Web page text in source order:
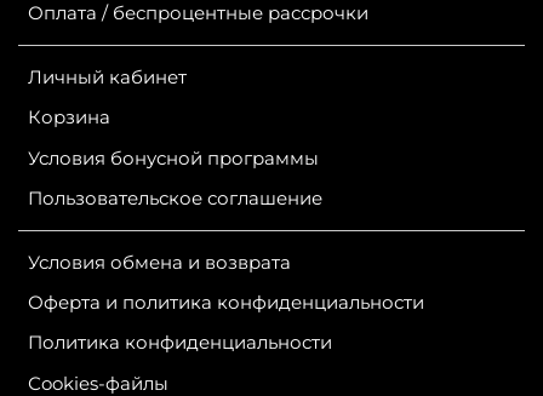
Оплата / беспроцентные рассрочки
Личный кабинет
Корзина
Условия бонусной программы
Пользовательское соглашение
Условия обмена и возврата
Оферта и политика конфиденциальности
Политика конфиденциальности
Сookies-файлы